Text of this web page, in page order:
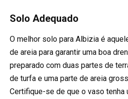
Solo Adequado
O melhor solo para Albizia é
de areia para garantir uma boa
preparado com duas partes de
de turfa e uma parte de areia
Certifique-se de que o vaso tenha